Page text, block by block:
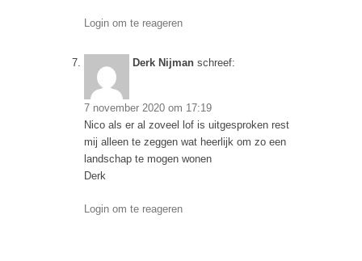
Login om te reageren
Derk Nijman schreef:
7 november 2020 om 17:19
Nico als er al zoveel lof is uitgesproken rest
mij alleen te zeggen wat heerlijk om zo een
landschap te mogen wonen
Derk
Login om te reageren